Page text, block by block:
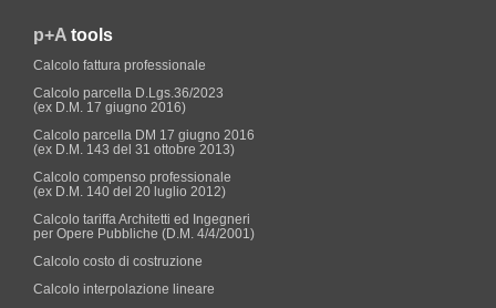
p+A tools
Calcolo fattura professionale
Calcolo parcella D.Lgs.36/2023
(ex D.M. 17 giugno 2016)
Calcolo parcella DM 17 giugno 2016
(ex D.M. 143 del 31 ottobre 2013)
Calcolo compenso professionale
(ex D.M. 140 del 20 luglio 2012)
Calcolo tariffa Architetti ed Ingegneri
per Opere Pubbliche (D.M. 4/4/2001)
Calcolo costo di costruzione
Calcolo interpolazione lineare